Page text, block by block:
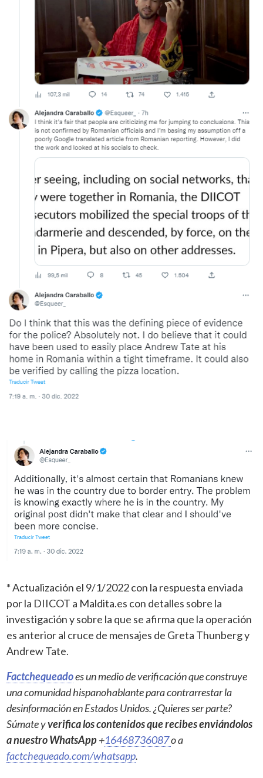
* Actualización el 9/1/2022 con la respuesta enviada
por la DIICOT a Maldita.es con detalles sobre la
investigación y sobre la que se afirma que la operación
es anterior al cruce de mensajes de Greta Thunberg y
Andrew Tate.
Factchequeadoes un medio de verificación que construye
una comunidad hispanohablante para contrarrestar la
desinformación en Estados Unidos. ¿Quieres ser parte?
Súmate yverifica los contenidos que recibes enviándolos
a nuestro WhatsApp+16468736087o a
factchequeado.com/whatsapp.